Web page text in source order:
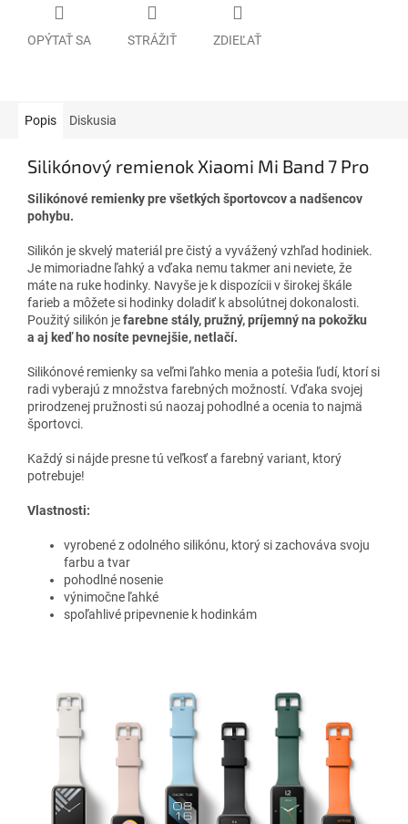
OPÝTAŤ SA STRÁŽIŤ ZDIEĽAŤ
Popis Diskusia
Silikónový remienok Xiaomi Mi Band 7 Pro
Silikónové remienky pre všetkých športovcov a nadšencov
pohybu.
Silikón je skvelý materiál pre čistý a vyvážený vzhľad hodiniek.
Je mimoriadne ľahký a vďaka nemu takmer ani neviete, že
máte na ruke hodinky. Navyše je k dispozícii v širokej škále
farieb a môžete si hodinky doladiť k absolútnej dokonalosti.
Použitý silikón jefarebne stály, pružný, príjemný na pokožku
a aj keď ho nosíte pevnejšie, netlačí.
Silikónové remienky sa veľmi ľahko menia a potešia ľudí, ktorí si
radi vyberajú z množstva farebných možností. Vďaka svojej
prirodzenej pružnosti sú naozaj pohodlné a ocenia to najmä
športovci.
Každý si nájde presne tú veľkosť a farebný variant, ktorý
potrebuje!
Vlastnosti:
vyrobené z odolného silikónu, ktorý si zachováva svoju
farbu a tvar
pohodlné nosenie
výnimočne ľahké
spoľahlivé pripevnenie k hodinkám